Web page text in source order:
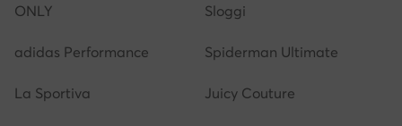
ONLY Sloggi
adidas Performance Spiderman Ultimate
La Sportiva Juicy Couture